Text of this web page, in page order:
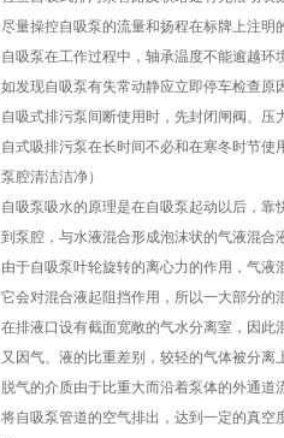
尽量操控自吸泵的流量和扬程在标牌上注明
自吸泵在工作过程中，轴承温度不能逾越环
如发现自吸泵有失常动静应立即停车检查原
自吸式排污泵间断使用时，先封闭闸阀、压
自式吸排污泵在长时间不必和在寒冬时节
泵腔清洁洁净）
自吸泵吸水的原理是在自吸泵起动以后，
到泵腔，与水液混合形成泡沫状的气液混合
由于自吸泵叶轮旋转的离心力的作用，气液
它会对混合液起阻挡作用，所以一大部分的
在排液口设有截面宽敞的气水分离室，因此
又因气、液的比重差别，较轻的气体被分离
脱气的介质由于比重大而沿着泵体的外通
将自吸泵管道的空气排出，达到一定的真